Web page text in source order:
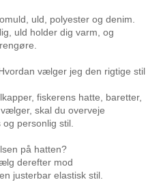
uld, polyester og denim.
uld holder dig varm, og
vælger jeg den rigtige stil
fiskerens hatte, baretter,
skal du overveje
personlig stil.
på hatten?
derefter mod
justerbar elastisk stil.